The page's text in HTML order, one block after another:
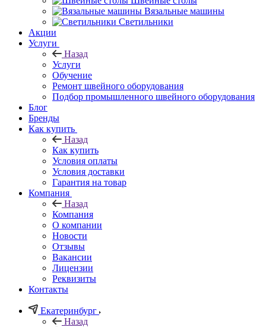
Вязальные машины
Светильники
Акции
Услуги
Назад
Услуги
Обучение
Ремонт швейного оборудования
Подбор промышленного швейного оборудования
Блог
Бренды
Как купить
Назад
Как купить
Условия оплаты
Условия доставки
Гарантия на товар
Компания
Назад
Компания
О компании
Новости
Отзывы
Вакансии
Лицензии
Реквизиты
Контакты
Екатеринбург
Назад